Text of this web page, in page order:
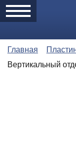
Главная
Вертикальный